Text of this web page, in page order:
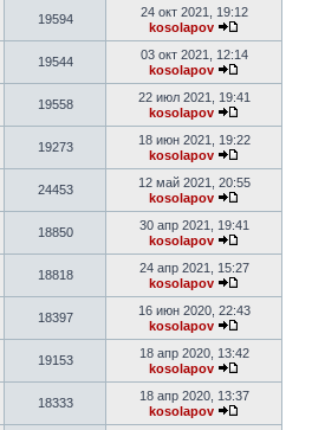
19594
24 окт 2021, 19:12
kosolapov
19544
03 окт 2021, 12:14
kosolapov
19558
22 июл 2021, 19:41
kosolapov
19273
18 июн 2021, 19:22
kosolapov
24453
12 май 2021, 20:55
kosolapov
18850
30 апр 2021, 19:41
kosolapov
18818
24 апр 2021, 15:27
kosolapov
18397
16 июн 2020, 22:43
kosolapov
19153
18 апр 2020, 13:42
kosolapov
18333
18 апр 2020, 13:37
kosolapov